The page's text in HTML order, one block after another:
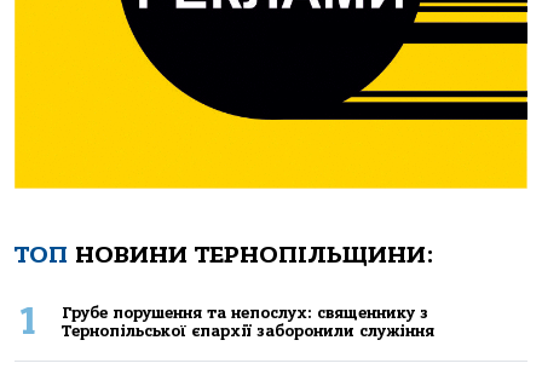
ТОП НОВИНИ ТЕРНОПІЛЬЩИНИ:
1
Грубе порушення та непослух: священнику з
Тернопільської єпархії заборонили служіння